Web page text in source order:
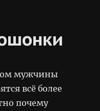
мужчины
всё более
почему